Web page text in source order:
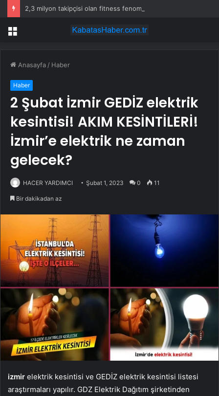
Menü
Anasayfa / Haber
Haber
2 Şubat İzmir GEDİZ elektrik
kesintisi! AKIM KESİNTİLERİ!
İzmir’e elektrik ne zaman
gelecek?
HACER YARDIMCI Şubat 1, 2023 0 11
Bir dakikadan az
izmir elektrik kesintisi ve GEDİZ elektrik kesintisi listesi
araştırmaları yapılır. GDZ Elektrik Dağıtım şirketinden